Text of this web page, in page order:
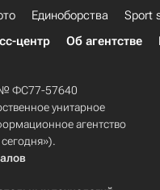
Единоборства Sport
центр Об агентстве
№ ФС77-57640
унитарное
агентство